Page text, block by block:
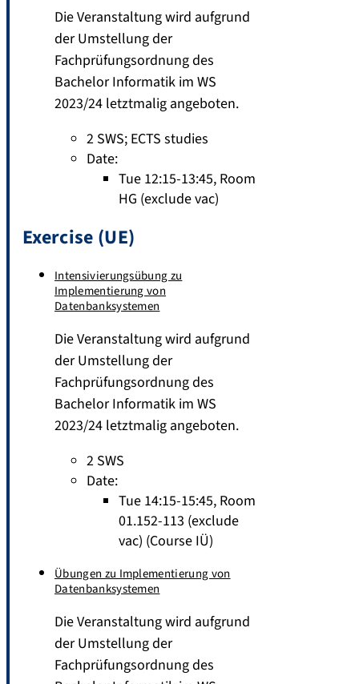
Die Veranstaltung wird aufgrund
der Umstellung der
Fachprüfungsordnung des
Bachelor Informatik im WS
2023/24 letztmalig angeboten.
2 SWS; ECTS studies
Date:
Tue 12:15-13:45, Room
HG (exclude vac)
Exercise (UE)
Intensivierungsübung zu
Implementierung von
Datenbanksystemen
Die Veranstaltung wird aufgrund
der Umstellung der
Fachprüfungsordnung des
Bachelor Informatik im WS
2023/24 letztmalig angeboten.
2 SWS
Date:
Tue 14:15-15:45, Room
01.152-113 (exclude
vac) (Course IÜ)
Übungen zu Implementierung von
Datenbanksystemen
Die Veranstaltung wird aufgrund
der Umstellung der
Fachprüfungsordnung des